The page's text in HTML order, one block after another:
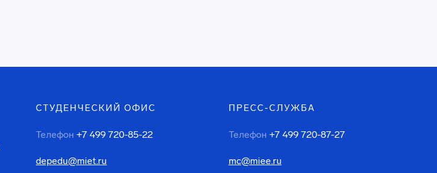
СТУДЕНЧЕСКИЙ ОФИС
Телефон +7 499 720-85-22
depedu@miet.ru
ПРЕСС-СЛУЖБА
Телефон +7 499 720-87-27
mc@miee.ru